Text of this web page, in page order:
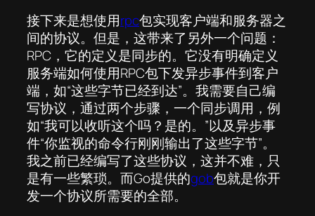
接下来是想使用rpc包实现客户端和服务器之
间的协议。但是，这带来了另外一个问题：
RPC，它的定义是同步的。它没有明确定义
服务端如何使用RPC包下发异步事件到客户
端，如“这些字节已经到达”。我需要自己编
写协议，通过两个步骤，一个同步调用，例
如“我可以收听这个吗？是的。”以及异步事
件“你监视的命令行刚刚输出了这些字节”。
我之前已经编写了这些协议，这并不难，只
是有一些繁琐。而Go提供的gob包就是你开
发一个协议所需要的全部。